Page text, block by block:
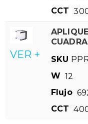
CCT
VER +
SKU
W 12
Flujo
CCT